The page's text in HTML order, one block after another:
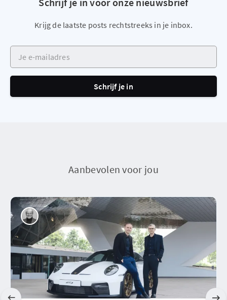
Krijg de laatste posts rechtstreeks in je inbox.
Je e-mailadres
Schrijf je in
Aanbevolen voor jou